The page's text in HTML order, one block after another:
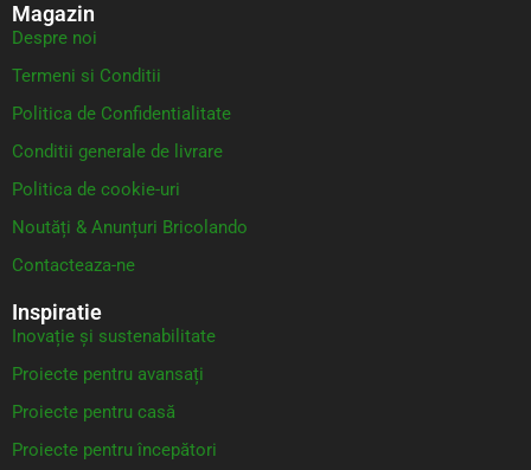
Magazin
Despre noi
Termeni si Conditii
Politica de Confidentialitate
Conditii generale de livrare
Politica de cookie-uri
Noutăți & Anunțuri Bricolando
Contacteaza-ne
Inspiratie
Inovație și sustenabilitate
Proiecte pentru avansați
Proiecte pentru casă
Proiecte pentru începători